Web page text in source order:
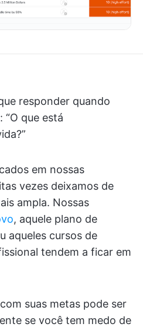
responder quando
“O que está
em nossas
vezes deixamos de
ampla. Nossas
, aquele plano de
aqueles cursos de
tendem a ficar em
suas metas pode ser
se você tem medo de